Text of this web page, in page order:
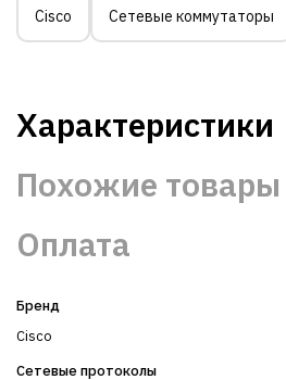
Cisco Сетевые коммутаторы
Характеристики
Похожие товары
Оплата
Бренд
Cisco
Сетевые протоколы